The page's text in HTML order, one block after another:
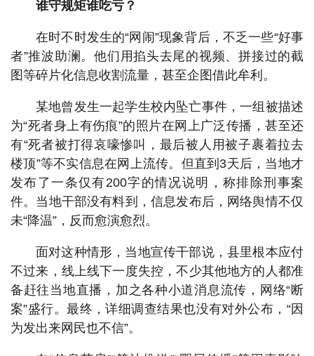
谁守规矩谁吃亏？
在时不时发生的“网闹”现象背后，不乏一些“好事
者”推波助澜。他们用掐头去尾的视频、拼接过的截
图等碎片化信息收割流量，甚至企图借此牟利。
某地曾发生一起学生校内坠亡事件，一组被描述
为“死者身上有伤痕”的照片在网上广泛传播，甚至还
有“死者被打得哀嚎惨叫，最后被人用被子裹着拉去
楼顶”等不实信息在网上流传。但直到3天后，当地才
发布了一条仅有200字的情况说明，称排除刑事案
件。当地干部没有料到，信息发布后，网络舆情不仅
未“降温”，反而愈演愈烈。
面对这种情形，当地宣传干部说，县里根本应付
不过来，线上线下一度失控，不少其他地方的人都准
备赶往当地直播，加之各种小道消息流传，网络“断
案”盛行。最终，详细调查结果也没有对外公布，“因
为发出来网民也不信”。